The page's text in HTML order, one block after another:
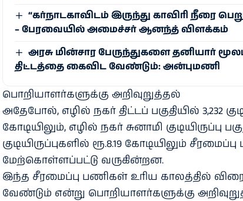
“கர்நாடகாவிடம் இருந்து காவிரி நீரை
– பேரவையில் அமைச்சர் ஆனந்த் விளக்கம்
அரசு மின்சார பேருந்துகளை தனியார்
திட்டத்தை கைவிட வேண்டும்: அன்புமணி
பொறியாளர்களுக்கு அறிவுறுத்தல்
அதேபோல், எழில் நகர் திட்டப் பகுதியில் 3,232
கோடியிலும், எழில் நகர் சுனாமி குடியிருப்பு
குடியிருப்புகளில் ரூ.8.19 கோடியிலும்
மேற்கொள்ளப்பட்டு வருகின்றன.
இந்த சீரமைப்பு பணிகள் உரிய காலத்தில்
வேண்டும் என்று பொறியாளர்களுக்கு